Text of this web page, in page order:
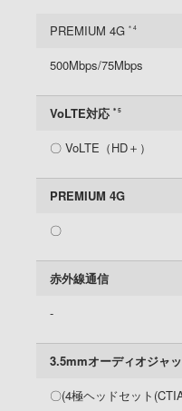
PREMIUM 4G ＊4
500Mbps/75Mbps
VoLTE対応 ＊5
〇 VoLTE（HD＋）
PREMIUM 4G
〇
赤外線通信
-
3.5mmオーディオジャ
〇(4極ヘッドセット